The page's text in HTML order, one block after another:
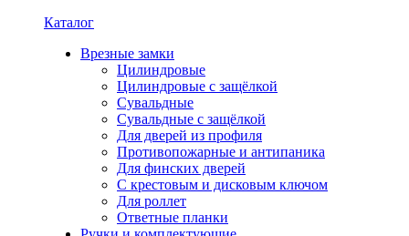
Каталог
Врезные замки
Цилиндровые
Цилиндровые с защёлкой
Сувальдные
Сувальдные с защёлкой
Для дверей из профиля
Противопожарные и антипаника
Для финских дверей
С крестовым и дисковым ключом
Для роллет
Ответные планки